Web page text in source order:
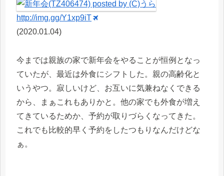
http://img.gg/Y1xp9iT
(2020.01.04)
今までは親族の家で新年会をやることが恒例となっ
ていたが、最近は外食にシフトした。親の高齢化と
いうやつ。寂しいけど、お互いに気兼ねなくできる
から、まぁこれもありかと。他の家でも外食が増え
てきているためか、予約が取りづらくなってきた。
これでも比較的早く予約をしたつもりなんだけどな
ぁ。